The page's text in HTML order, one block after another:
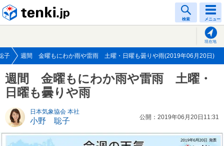
検索 メニュー
現在地
子 週間 金曜もにわか雨や雷雨 土曜・日曜も曇りや雨(2019年06月20日)
週間 金曜もにわか雨や雷雨 土曜・
日曜も曇りや雨
日本気象協会 本社
小野 聡子 公開：2019年06月20日11:31